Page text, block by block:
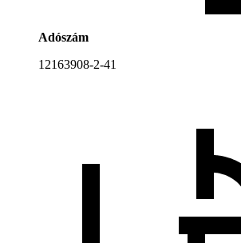
Adószám
12163908-2-41